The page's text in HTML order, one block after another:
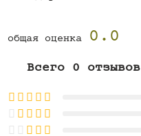
0.0
общая оценка
Всего 0 отзывов